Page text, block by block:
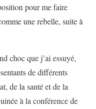
pour me faire
une rebelle, suite à
choc que j’ai essuyé,
de différents
de la santé et de la
à la conférence de